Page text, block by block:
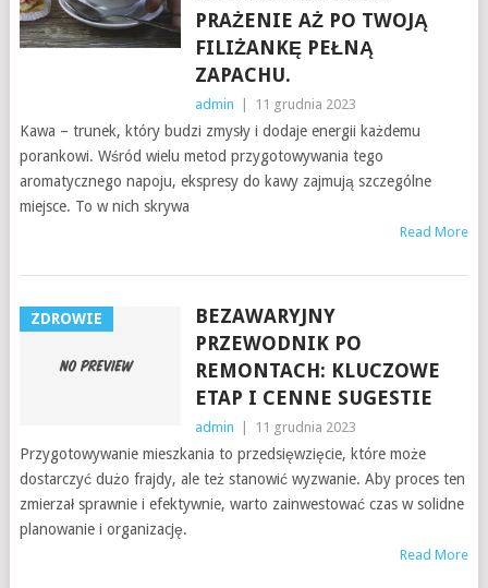
PRAŻENIE AŻ PO TWOJĄ
FILIŻANKĘ PEŁNĄ
ZAPACHU.
admin 11 grudnia 2023
Kawa – trunek, który budzi zmysły i dodaje energii każdemu
porankowi. Wśród wielu metod przygotowywania tego
aromatycznego napoju, ekspresy do kawy zajmują szczególne
miejsce. To w nich skrywa
Read More
ZDROWIE
BEZAWARYJNY
PRZEWODNIK PO
REMONTACH: KLUCZOWE
ETAP I CENNE SUGESTIE
admin 11 grudnia 2023
Przygotowywanie mieszkania to przedsięwzięcie, które może
dostarczyć dużo frajdy, ale też stanowić wyzwanie. Aby proces ten
zmierzał sprawnie i efektywnie, warto zainwestować czas w solidne
planowanie i organizację.
Read More